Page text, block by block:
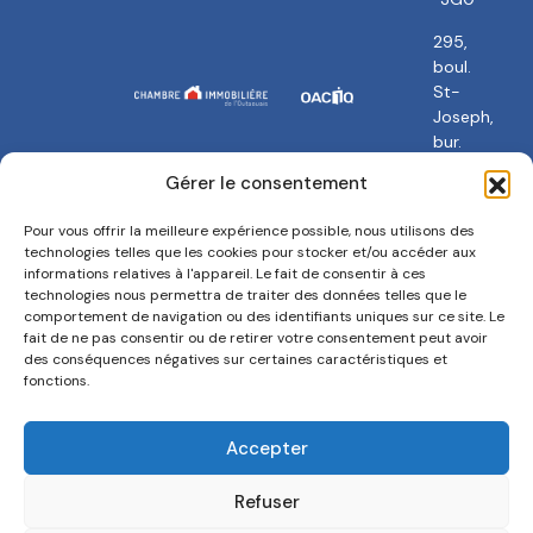
Gérer le consentement
Pour vous offrir la meilleure expérience possible, nous utilisons des
technologies telles que les cookies pour stocker et/ou accéder aux
informations relatives à l'appareil. Le fait de consentir à ces
technologies nous permettra de traiter des données telles que le
comportement de navigation ou des identifiants uniques sur ce site. Le
fait de ne pas consentir ou de retirer votre consentement peut avoir
des conséquences négatives sur certaines caractéristiques et
fonctions.
Accepter
Refuser
295,
boul.
St-
Joseph,
bur.
Gatineau,
J8Y
Politique de confidentialité Termes et conditions
Politique de cookies